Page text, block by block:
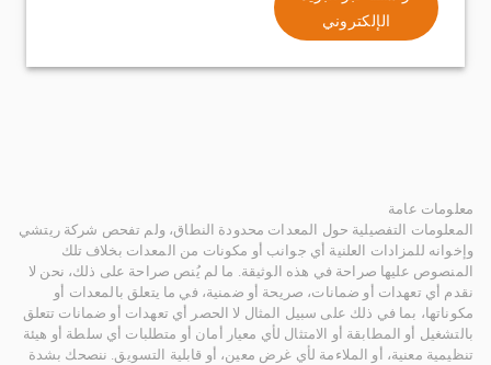
الإلكتروني
معلومات عامة
المعلومات التفصيلية حول المعدات محدودة النطاق، ولم تفحص شركة ريتشي
وإخوانه للمزادات العلنية أي جوانب أو مكونات من المعدات بخلاف تلك
المنصوص عليها صراحة في هذه الوثيقة. ما لم يُنص صراحة على ذلك، نحن لا
نقدم أي تعهدات أو ضمانات، صريحة أو ضمنية، في ما يتعلق بالمعدات أو
مكوناتها، بما في ذلك على سبيل المثال لا الحصر أي تعهدات أو ضمانات تتعلق
بالتشغيل أو المطابقة أو الامتثال لأي معيار أمان أو متطلبات أي سلطة أو هيئة
تنظيمية معنية، أو الملاءمة لأي غرض معين، أو قابلية التسويق. ننصحك بشدة